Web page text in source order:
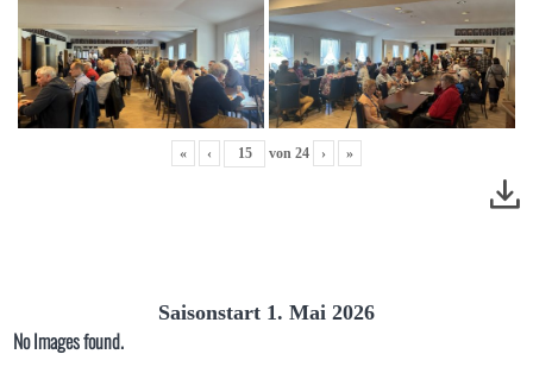
« ‹ von 24 › »
Saisonstart 1. Mai 2026
No Images found.